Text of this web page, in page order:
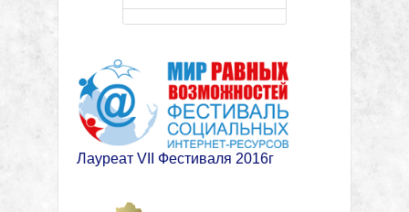
Лауреат VII Фестиваля 2016г